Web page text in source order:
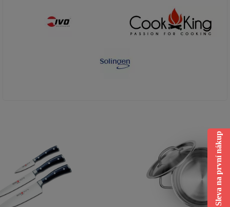
Sleva na první nákup